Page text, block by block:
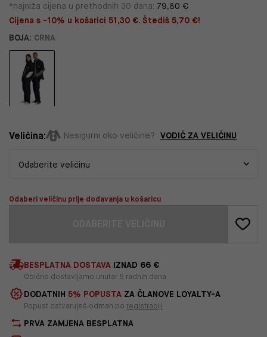
*najniža cijena u prethodnih 30 dana: 79,80 €
Cijena s -10% u košarici 51,30 €. Štediš 5,70 €!
BOJA: CRNA
Veličina: Nesigurni oko veličine? VODIČ ZA VELIČINU
Odaberi veličinu prije dodavanja u košaricu
BESPLATNA DOSTAVA IZNAD 66 €
Obično dostavljamo unutar 5 radnih dana
DODATNIH 5% POPUSTA ZA ČLANOVE LOYALTY-A
Popust ostvaruješ odmah po registraciji
PRVA ZAMJENA BESPLATNA